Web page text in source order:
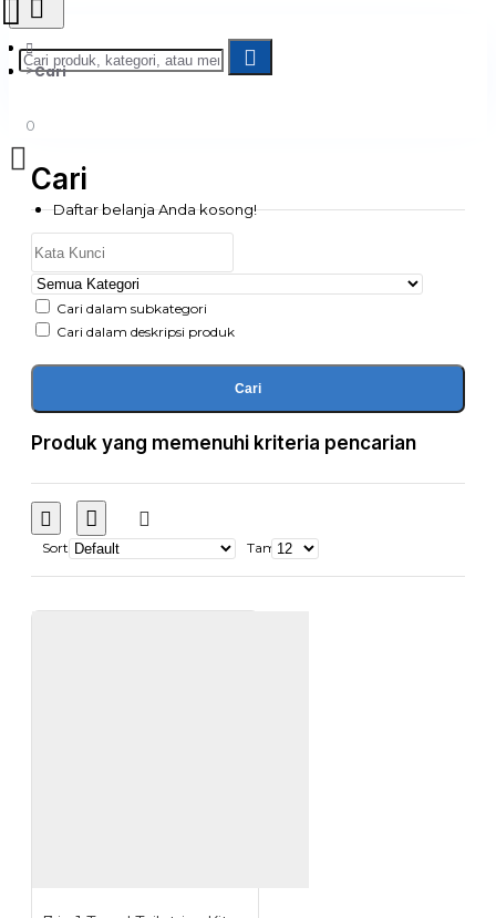
0
Daftar belanja Anda kosong!
Cari
Cari
Cari dalam subkategori
Cari dalam deskripsi produk
Cari
Produk yang memenuhi kriteria pencarian
Sort Tampilkan: